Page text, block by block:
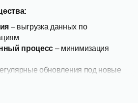
– выгрузка данных по
процесс – минимизация
обновления под новые